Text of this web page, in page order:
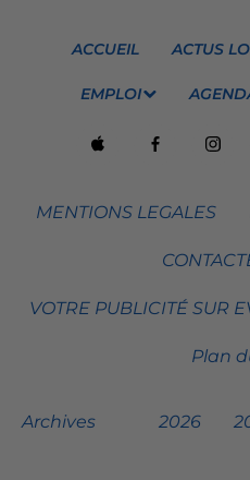
ACCUEIL ACTUS
EMPLOI
MENTIONS LEGALES
VOTRE PUBLICITÉ SUR
Plan
Archives 2026